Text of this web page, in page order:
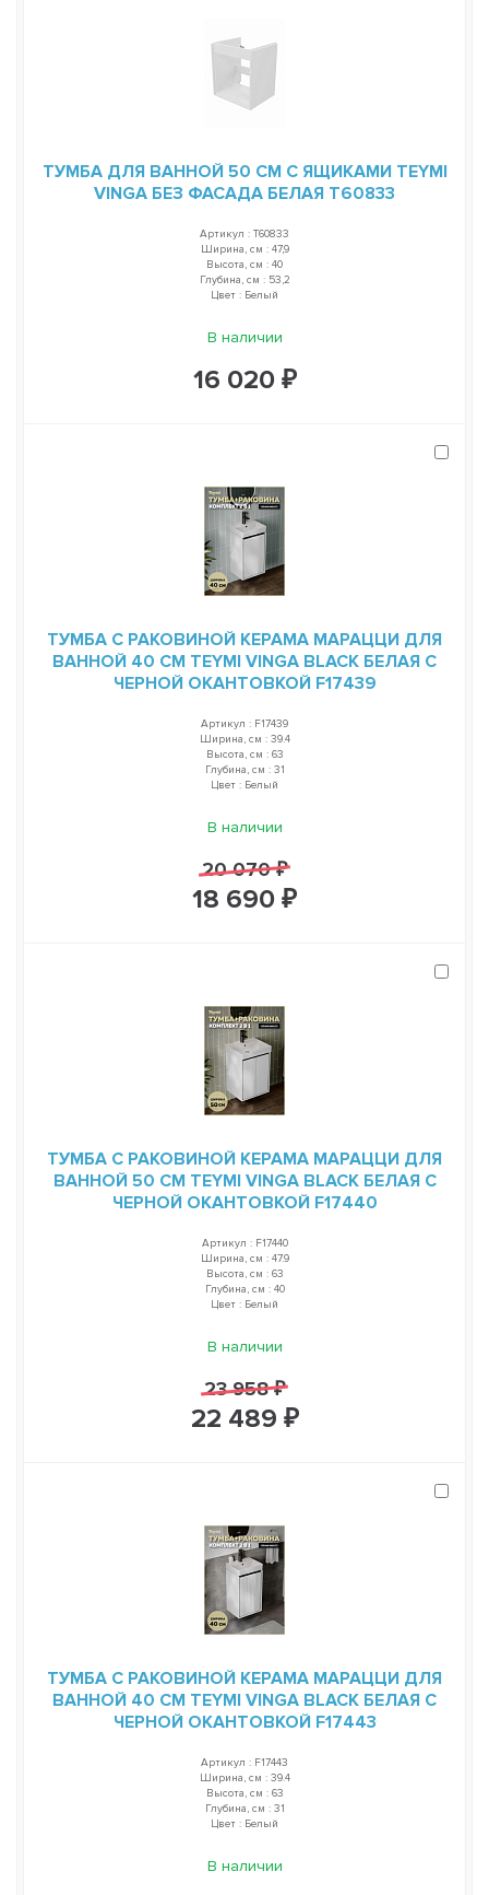
ТУМБА ДЛЯ ВАННОЙ 50 СМ С ЯЩИКАМИ TEYMI
VINGA БЕЗ ФАСАДА БЕЛАЯ T60833
Артикул : T60833
Ширина, см : 47,9
Высота, см : 40
Глубина, см : 53,2
Цвет : Белый
В наличии
16 020 ₽
ТУМБА С РАКОВИНОЙ КЕРАМА МАРАЦЦИ ДЛЯ
ВАННОЙ 40 СМ TEYMI VINGA BLACK БЕЛАЯ С
ЧЕРНОЙ ОКАНТОВКОЙ F17439
Артикул : F17439
Ширина, см : 39.4
Высота, см : 63
Глубина, см : 31
Цвет : Белый
В наличии
20 070 ₽
18 690 ₽
ТУМБА С РАКОВИНОЙ КЕРАМА МАРАЦЦИ ДЛЯ
ВАННОЙ 50 СМ TEYMI VINGA BLACK БЕЛАЯ С
ЧЕРНОЙ ОКАНТОВКОЙ F17440
Артикул : F17440
Ширина, см : 47.9
Высота, см : 63
Глубина, см : 40
Цвет : Белый
В наличии
23 958 ₽
22 489 ₽
ТУМБА С РАКОВИНОЙ КЕРАМА МАРАЦЦИ ДЛЯ
ВАННОЙ 40 СМ TEYMI VINGA BLACK БЕЛАЯ С
ЧЕРНОЙ ОКАНТОВКОЙ F17443
Артикул : F17443
Ширина, см : 39.4
Высота, см : 63
Глубина, см : 31
Цвет : Белый
В наличии